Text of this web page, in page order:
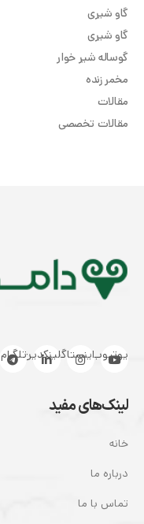
گاو شیری
گاو شیری
گوساله شیر خوار
مخمر زنده
مقالات
مقالات تخصصی
یوتیوباینستاگراملینکدینتلگرام
لینک‌های مفید
خانه
درباره ما
تماس با ما